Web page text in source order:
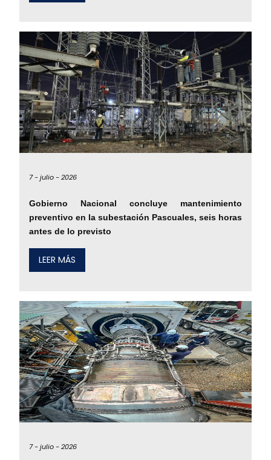
7 -julio -2026
Gobierno Nacional concluye mantenimiento
preventivo en la subestación Pascuales, seis horas
antes de lo previsto
LEER MÁS
7 -julio -2026